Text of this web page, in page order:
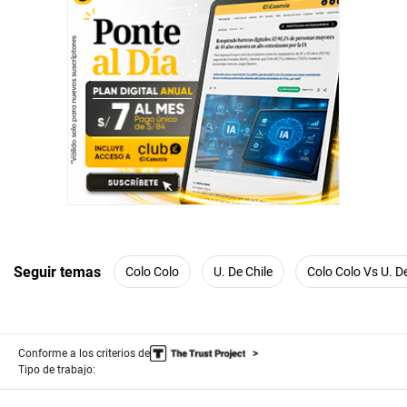
Seguir temas Colo Colo U. De Chile Colo Colo Vs U.
Conforme a los criterios de
Tipo de trabajo: